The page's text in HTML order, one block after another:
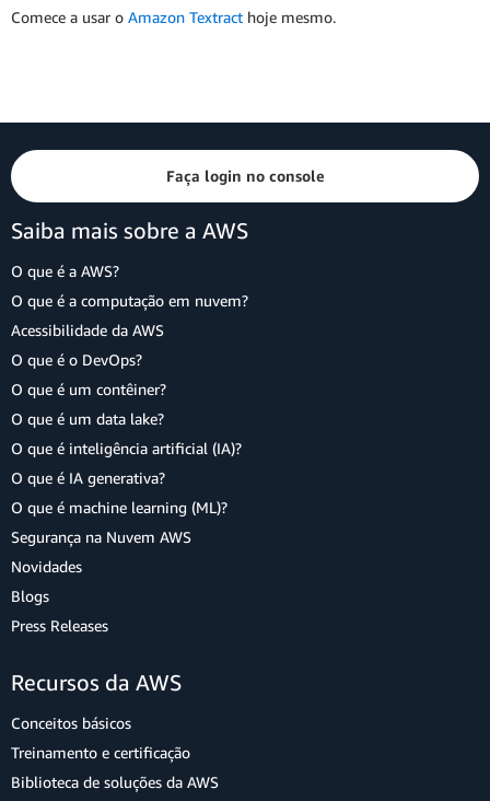
Comece a usar o Amazon Textract hoje mesmo.
Faça login no console
Saiba mais sobre a AWS
O que é a AWS?
O que é a computação em nuvem?
Acessibilidade da AWS
O que é o DevOps?
O que é um contêiner?
O que é um data lake?
O que é inteligência artificial (IA)?
O que é IA generativa?
O que é machine learning (ML)?
Segurança na Nuvem AWS
Novidades
Blogs
Press Releases
Recursos da AWS
Conceitos básicos
Treinamento e certificação
Biblioteca de soluções da AWS